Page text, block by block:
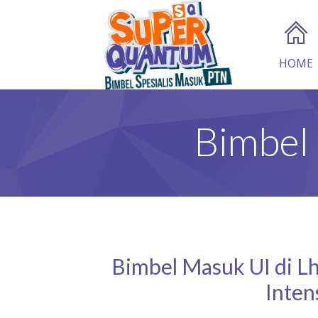
HOME
Bimbel Masuk UI di